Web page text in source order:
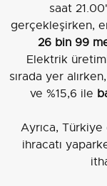
saat
gerçekleşirken,
26 bin 99
Elektrik
sırada yer
ve %15,6 ile
Ayrıca, Türkiye
ihracatı